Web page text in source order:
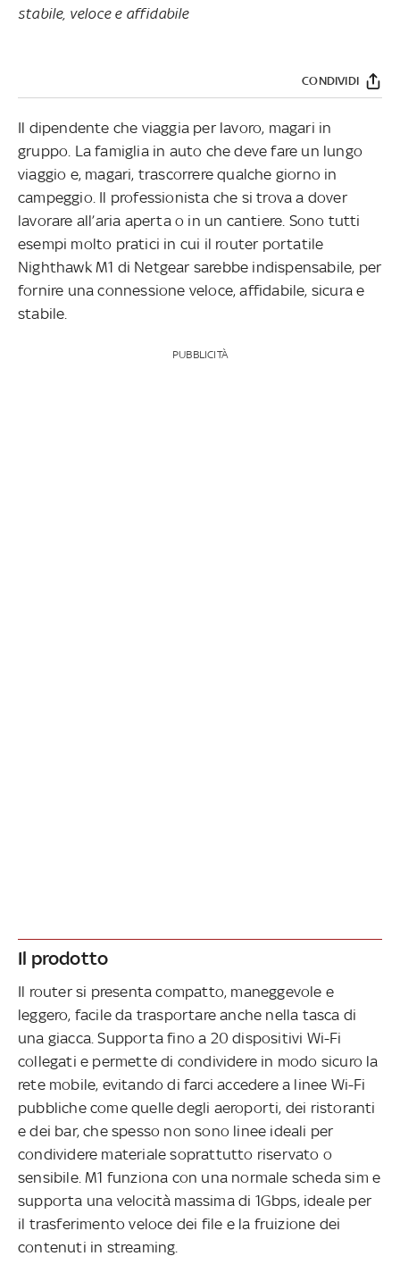
stabile, veloce e affidabile
CONDIVIDI
Il dipendente che viaggia per lavoro, magari in
gruppo. La famiglia in auto che deve fare un lungo
viaggio e, magari, trascorrere qualche giorno in
campeggio. Il professionista che si trova a dover
lavorare all’aria aperta o in un cantiere. Sono tutti
esempi molto pratici in cui il router portatile
Nighthawk M1 di Netgear sarebbe indispensabile, per
fornire una connessione veloce, affidabile, sicura e
stabile.
PUBBLICITÀ
Il prodotto
Il router si presenta compatto, maneggevole e
leggero, facile da trasportare anche nella tasca di
una giacca. Supporta fino a 20 dispositivi Wi-Fi
collegati e permette di condividere in modo sicuro la
rete mobile, evitando di farci accedere a linee Wi-Fi
pubbliche come quelle degli aeroporti, dei ristoranti
e dei bar, che spesso non sono linee ideali per
condividere materiale soprattutto riservato o
sensibile. M1 funziona con una normale scheda sim e
supporta una velocità massima di 1Gbps, ideale per
il trasferimento veloce dei file e la fruizione dei
contenuti in streaming.